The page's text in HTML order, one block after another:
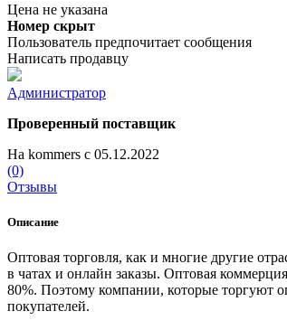
Цена не указана
Номер скрыт
Пользователь предпочитает сообщения
Написать продавцу
Администратор
Проверенный поставщик
На kommers с 05.12.2022
(0)
Отзывы
Описание
Оптовая торговля, как и многие другие
в чатах и онлайн заказы. Оптовая
80%. Поэтому компании, которые торгуют
покупателей.